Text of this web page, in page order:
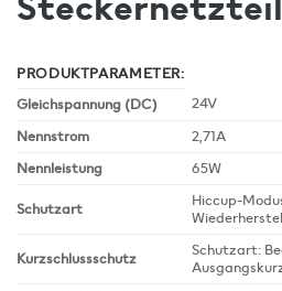
PRODUKTPARAMETER:
Gleichspannung (DC)
24V
Nennstrom
2,71A
Nennleistung
65W
Schutzart
Hiccup-
Kurzschlussschutz
Schutzart: